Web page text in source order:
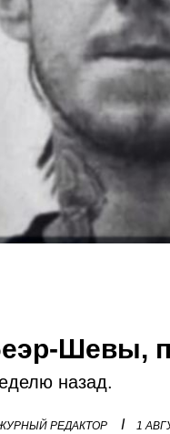
Шевы,
назад.
РЕДАКТОР I 1